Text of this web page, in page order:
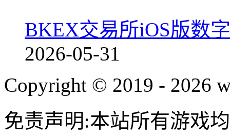
BKEX交易所iOS版数
2026-05-31
Copyright © 2019 - 2026
免责声明:本站所有游戏